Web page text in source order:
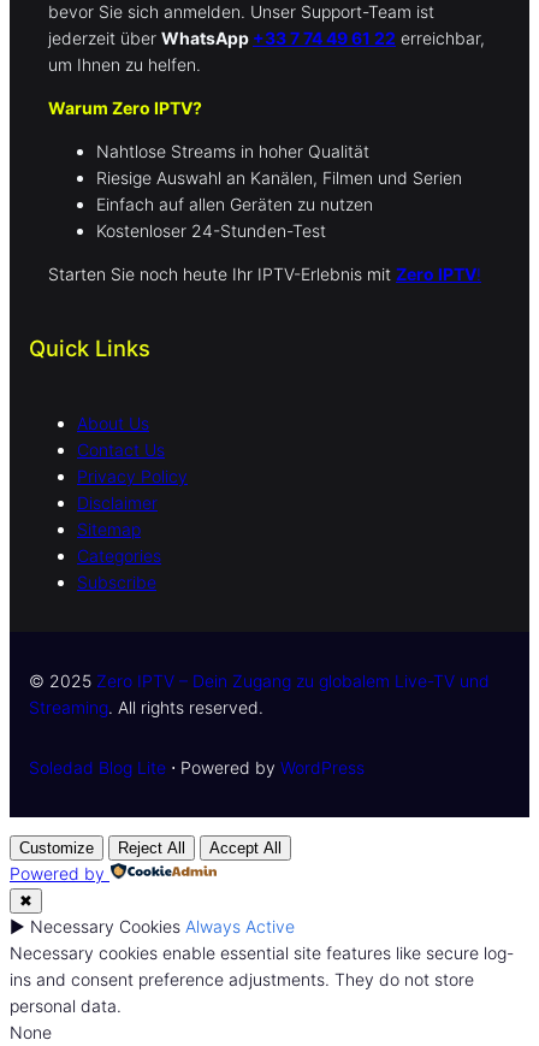
bevor Sie sich anmelden. Unser Support-Team ist
jederzeit über WhatsApp +33 7 74 49 61 22 erreichbar,
um Ihnen zu helfen.
Warum Zero IPTV?
Nahtlose Streams in hoher Qualität
Riesige Auswahl an Kanälen, Filmen und Serien
Einfach auf allen Geräten zu nutzen
Kostenloser 24-Stunden-Test
Starten Sie noch heute Ihr IPTV-Erlebnis mit Zero IPTV!
Quick Links
About Us
Contact Us
Privacy Policy
Disclaimer
Sitemap
Categories
Subscribe
© 2025 Zero IPTV – Dein Zugang zu globalem Live-TV und
Streaming. All rights reserved.
Soledad Blog Lite ⋅ Powered by WordPress
Customize Reject All Accept All
Powered by
✖
► Necessary Cookies Always Active
Necessary cookies enable essential site features like secure log-
ins and consent preference adjustments. They do not store
personal data.
None